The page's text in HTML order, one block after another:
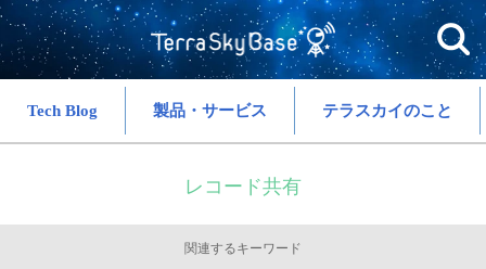
Tech Blog 製品・サービス テラスカイのこと
レコード共有
関連するキーワード